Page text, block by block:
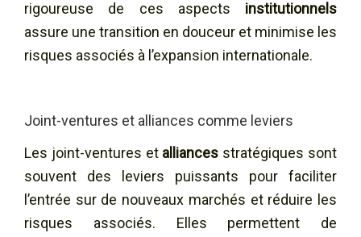
rigoureuse de ces aspects institutionnels
assure une transition en douceur et minimise les
risques associés à l’expansion internationale.
Joint-ventures et alliances comme leviers
Les joint-ventures et alliances stratégiques sont
souvent des leviers puissants pour faciliter
l’entrée sur de nouveaux marchés et réduire les
risques associés. Elles permettent de